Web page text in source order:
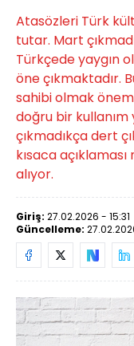
Atasözleri Türk
tutar. Mart
Türkçede yaygın
öne çıkmaktadır.
sahibi olmak
doğru bir kullanım
çıkmadıkça dert
kısaca
alıyor.
Giriş: 27.02.2026 - 15:31
Güncelleme: